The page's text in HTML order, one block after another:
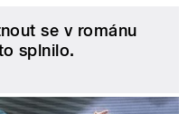
se v románu
splnilo.